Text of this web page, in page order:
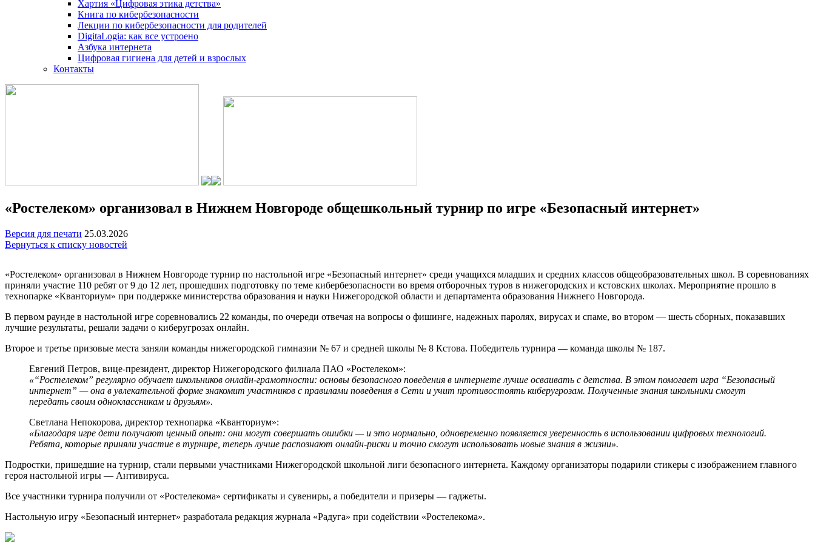
Хартия «Цифровая этика детства»
Книга по кибербезопасности
Лекции по кибербезопасности для родителей
DigitaLogia: как все устроено
Азбука интернета
Цифровая гигиена для детей и взрослых
Контакты
«Ростелеком» организовал в Нижнем Новгороде общешкольный турнир по игре «Безопасный интернет»
Версия для печати 25.03.2026
Вернуться к списку новостей
«Ростелеком» организовал в Нижнем Новгороде турнир по настольной игре «Безопасный интернет» среди учащихся младших и средних классов общеобразовательных школ. В соревнованиях
приняли участие 110 ребят от 9 до 12 лет, прошедших подготовку по теме кибербезопасности во время отборочных туров в нижегородских и кстовских школах. Мероприятие прошло в
технопарке «Кванториум» при поддержке министерства образования и науки Нижегородской области и департамента образования Нижнего Новгорода.
В первом раунде в настольной игре соревновались 22 команды, по очереди отвечая на вопросы о фишинге, надежных паролях, вирусах и спаме, во втором — шесть сборных, показавших
лучшие результаты, решали задачи о киберугрозах онлайн.
Второе и третье призовые места заняли команды нижегородской гимназии № 67 и средней школы № 8 Кстова. Победитель турнира — команда школы № 187.
Евгений Петров, вице-президент, директор Нижегородского филиала ПАО «Ростелеком»:
«“Ростелеком” регулярно обучает школьников онлайн‑грамотности: основы безопасного поведения в интернете лучше осваивать с детства. В этом помогает игра “Безопасный
интернет” — она в увлекательной форме знакомит участников с правилами поведения в Cети и учит противостоять киберугрозам. Полученные знания школьники смогут
передать своим одноклассникам и друзьям».
Светлана Непокорова, директор технопарка «Кванториум»:
«Благодаря игре дети получают ценный опыт: они могут совершать ошибки — и это нормально, одновременно появляется уверенность в использовании цифровых технологий.
Ребята, которые приняли участие в турнире, теперь лучше распознают онлайн‑риски и точно смогут использовать новые знания в жизни».
Подростки, пришедшие на турнир, стали первыми участниками Нижегородской школьной лиги безопасного интернета. Каждому организаторы подарили стикеры с изображением главного
героя настольной игры — Антивируса.
Все участники турнира получили от «Ростелекома» сертификаты и сувениры, а победители и призеры — гаджеты.
Настольную игру «Безопасный интернет» разработала редакция журнала «Радуга» при содействии «Ростелекома».